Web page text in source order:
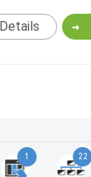
Details
1 22